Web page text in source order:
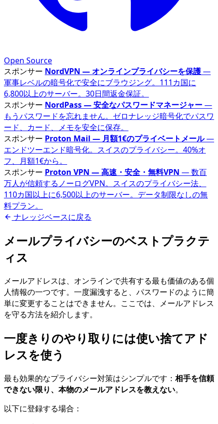
Open Source
スポンサー NordVPN — オンラインプライバシーを保護—
軍事レベルの暗号化で安全にブラウジング。111カ国に
6,800以上のサーバー。30日間返金保証。
スポンサー NordPass — 安全なパスワードマネージャー—
もうパスワードを忘れません。ゼロナレッジ暗号化でパスワ
ード、カード、メモを安全に保存。
スポンサー Proton Mail — 月額1€のプライベートメール—
エンドツーエンド暗号化。スイスのプライバシー。40%オ
フ、月額1€から。
スポンサー Proton VPN — 高速・安全・無料VPN — 数百
万人が信頼するノーログVPN。スイスのプライバシー法、
110カ国以上に6,500以上のサーバー。データ制限なしの無
料プラン。
ナレッジベースに戻る
メールプライバシーのベストプラクテ
ィス
メールアドレスは、オンラインで共有する最も価値のある個
人情報の一つです。一度漏洩すると、パスワードのように簡
単に変更することはできません。ここでは、メールアドレス
を守る方法を紹介します。
一度きりのやり取りには使い捨てアド
レスを使う
最も効果的なプライバシー対策はシンプルです： 相手を信頼
できない限り、本物のメールアドレスを教えない。
以下に登録する場合：